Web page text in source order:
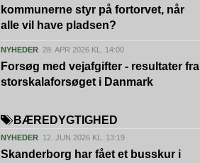
kommunerne styr på fortorvet, når
alle vil have pladsen?
NYHEDER 28. APR 2026 KL. 14:00
Forsøg med vejafgifter - resultater fra
storskalaforsøget i Danmark
BÆREDYGTIGHED
NYHEDER 12. JUN 2026 KL. 13:19
Skanderborg har fået et busskur i